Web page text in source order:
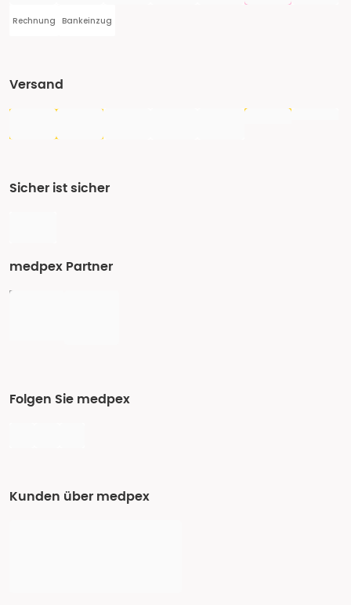
Rechnung Bankeinzug
Versand
Sicher ist sicher
medpex Partner
Folgen Sie medpex
Kunden über medpex